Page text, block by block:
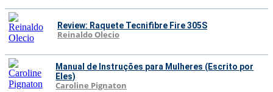
Review: Raquete Tecnifibre Fire 305S
Reinaldo Olecio
Manual de Instruções para Mulheres (Escrito por
Eles)
Caroline Pignaton